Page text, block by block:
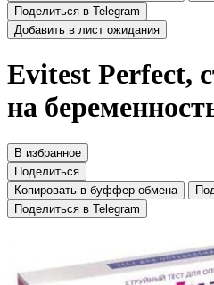
Поделиться в Telegram
Добавить в лист ожидания
Evitest Perfect,
на
В избранное
Поделиться
Копировать в буффер обмена
Поделиться в Telegram